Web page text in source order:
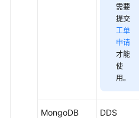
需要
提交
工单
申请
才能
使
用。
MongoDB DDS